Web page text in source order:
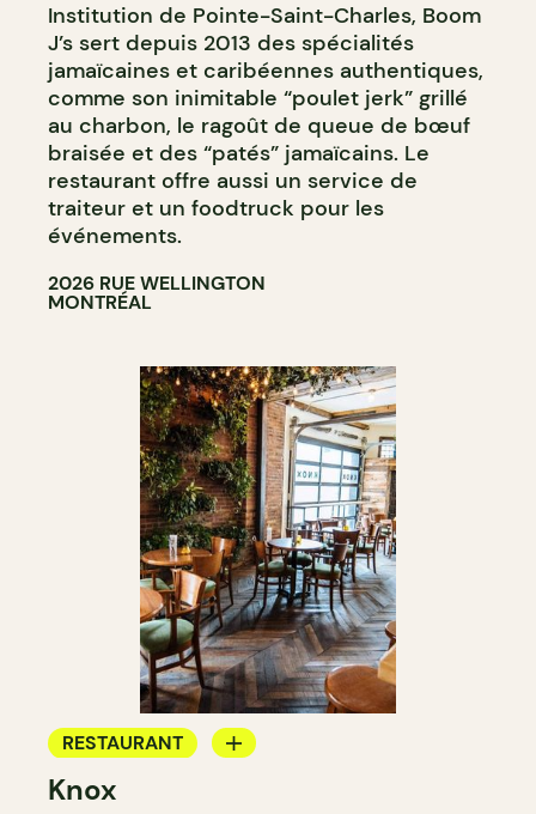
Institution de Pointe-Saint-Charles, Boom
J’s sert depuis 2013 des spécialités
jamaïcaines et caribéennes authentiques,
comme son inimitable “poulet jerk” grillé
au charbon, le ragoût de queue de bœuf
braisée et des “patés” jamaïcains. Le
restaurant offre aussi un service de
traiteur et un foodtruck pour les
événements.
2026 RUE WELLINGTON
MONTRÉAL
RESTAURANT
BAR
Knox